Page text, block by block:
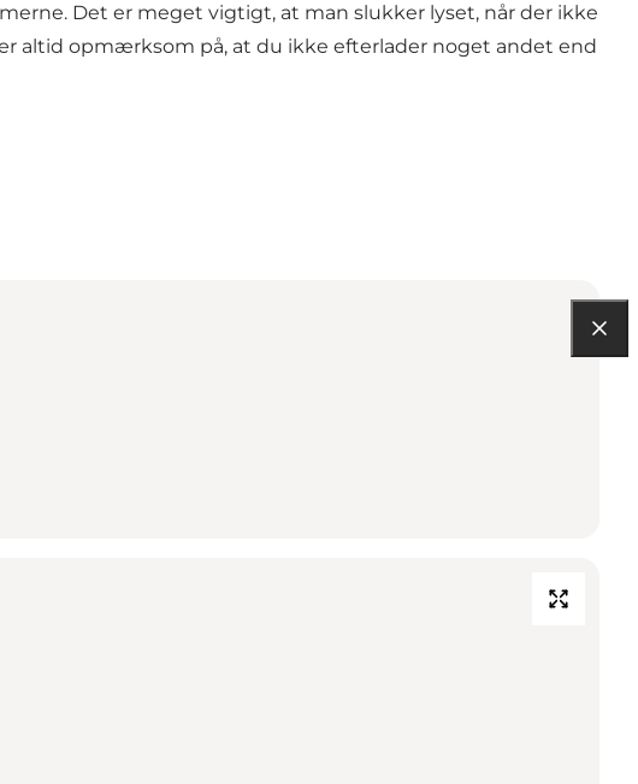
Det er meget vigtigt, at man slukker lyset, når der ikke
altid opmærksom på, at du ikke efterlader noget andet end